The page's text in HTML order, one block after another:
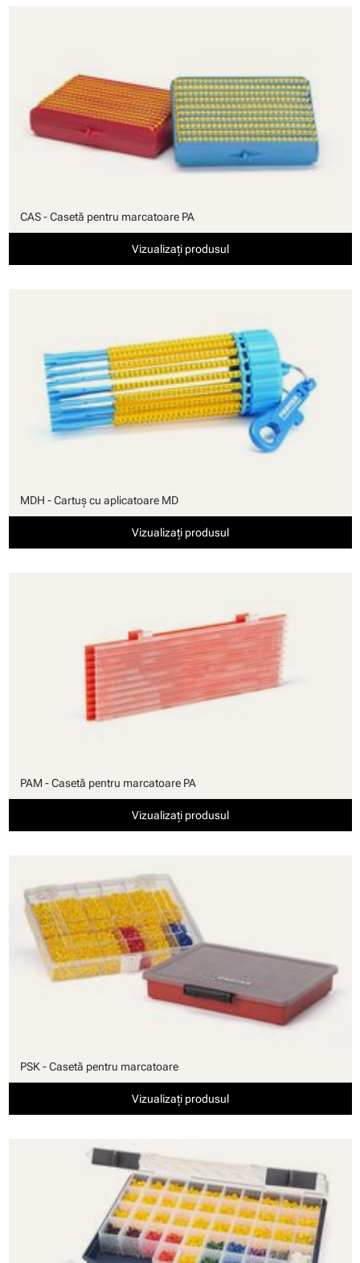
CAS - Casetă pentru marcatoare PA
Vizualizați produsul
MDH - Cartuş cu aplicatoare MD
Vizualizați produsul
PAM - Casetă pentru marcatoare PA
Vizualizați produsul
PSK - Casetă pentru marcatoare
Vizualizați produsul